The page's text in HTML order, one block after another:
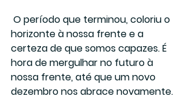
horizonte à nossa frente e a
certeza de que somos capazes. É
hora de mergulhar no futuro à
nossa frente, até que um novo
dezembro nos abrace novamente.